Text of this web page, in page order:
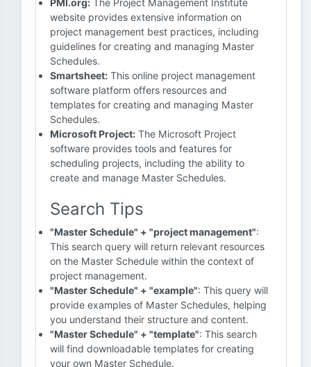
PMI.org: The Project Management Institute
website provides extensive information on
project management best practices, including
guidelines for creating and managing Master
Schedules.
Smartsheet: This online project management
software platform offers resources and
templates for creating and managing Master
Schedules.
Microsoft Project: The Microsoft Project
software provides tools and features for
scheduling projects, including the ability to
create and manage Master Schedules.
Search Tips
"Master Schedule" + "project management":
This search query will return relevant resources
on the Master Schedule within the context of
project management.
"Master Schedule" + "example": This query will
provide examples of Master Schedules, helping
you understand their structure and content.
"Master Schedule" + "template": This search
will find downloadable templates for creating
your own Master Schedule.